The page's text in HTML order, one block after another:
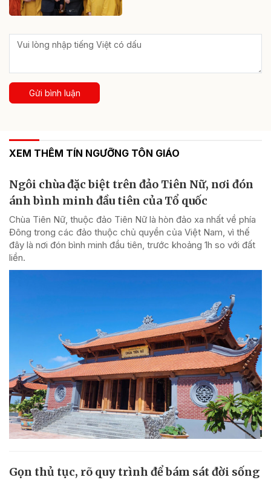
Gửi bình luận
XEM THÊM TÍN NGƯỠNG TÔN GIÁO
Ngôi chùa đặc biệt trên đảo Tiên Nữ, nơi đón
ánh bình minh đầu tiên của Tổ quốc
Chùa Tiên Nữ, thuộc đảo Tiên Nữ là hòn đảo xa nhất về phía
Đông trong các đảo thuộc chủ quyền của Việt Nam, vì thế
đây là nơi đón bình minh đầu tiên, trước khoảng 1h so với đất
liền.
Gọn thủ tục, rõ quy trình để bám sát đời sống